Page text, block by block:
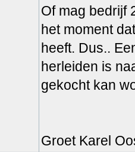
Of mag bedrijf
het moment
heeft. Dus..
herleiden is
gekocht kan
Groet Karel